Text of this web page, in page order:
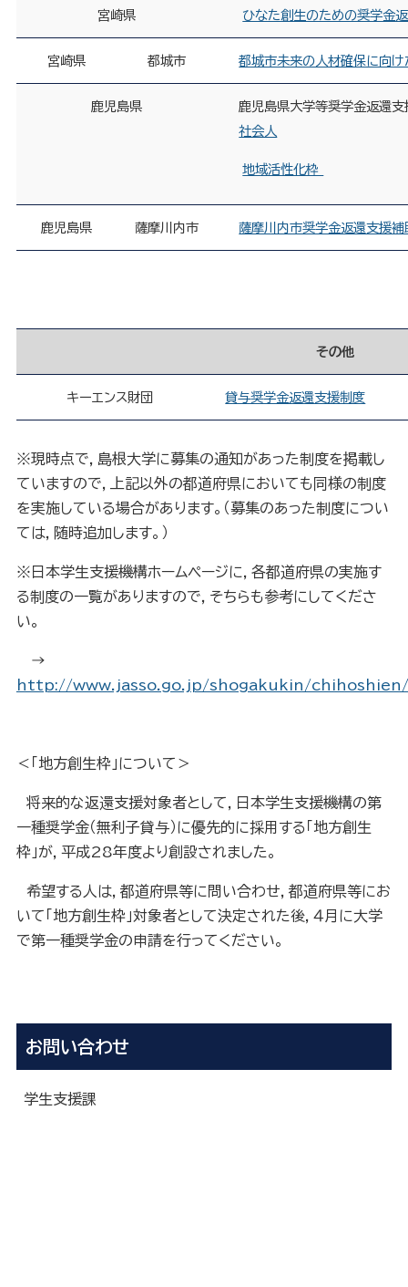
宮崎県 ひなた創生のための奨学金
宮崎県 都城市 都城市未来の人材確保に向
鹿児島県
鹿児島県大学等奨学金返還支
社会人
地域活性化枠
鹿児島県 薩摩川内市 薩摩川内市奨学金返還支援補
その他
キーエンス財団 貸与奨学金返還支援制度
※現時点で，島根大学に募集の通知があった制度を掲載し
ていますので，上記以外の都道府県においても同様の制度
を実施している場合があります。（募集のあった制度につい
ては，随時追加します。）
※日本学生支援機構ホームページに，各都道府県の実施す
る制度の一覧がありますので，そちらも参考にしてくださ
い。
→
http://www.jasso.go.jp/shogakukin/
＜「地方創生枠」について＞
将来的な返還支援対象者として，日本学生支援機構の第
一種奨学金（無利子貸与）に優先的に採用する「地方創生
枠」が，平成28年度より創設されました。
希望する人は，都道府県等に問い合わせ，都道府県等にお
いて「地方創生枠」対象者として決定された後，４月に大学
で第一種奨学金の申請を行ってください。
お問い合わせ
学生支援課